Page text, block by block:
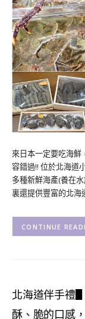
來日本一定要吃海
容錯過!! 位於北海道
多種新鮮海產(養在
裏還提供豐富的北
CONTINUE
北海道伴手禮
酥、脆的口感